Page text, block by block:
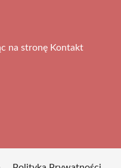
na stronę Kontakt